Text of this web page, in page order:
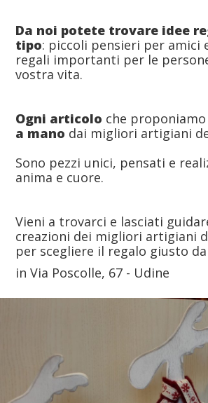
Da noi potete trovare idee
tipo: piccoli pensieri per amici
regali importanti per le
vostra vita.
Ogni articolo che proponiamo
a mano dai migliori artigiani
Sono pezzi unici, pensati e
anima e cuore.
Vieni a trovarci e lasciati
creazioni dei migliori artigiani
per scegliere il regalo giusto
in Via Poscolle, 67 - Udine